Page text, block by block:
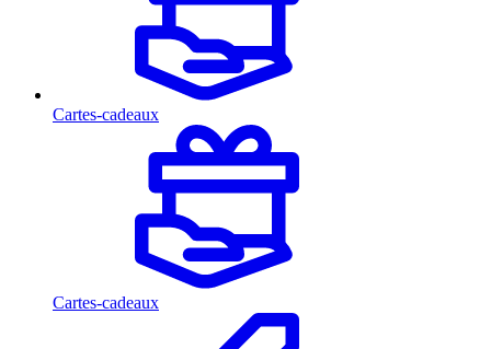
Cartes-cadeaux
Cartes-cadeaux